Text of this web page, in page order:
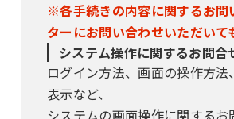
※各手続きの内容に関するお問
ターにお問い合わせいただいて
システム操作に関するお問合
ログイン方法、画面の操作方
表示など、